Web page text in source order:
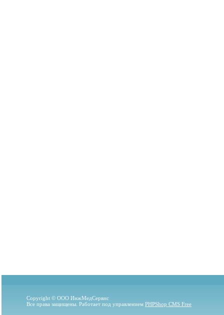
Copyright © ООО ИнжМедСервис
Все права защищены. Работает под управлением PHPShop CMS Free